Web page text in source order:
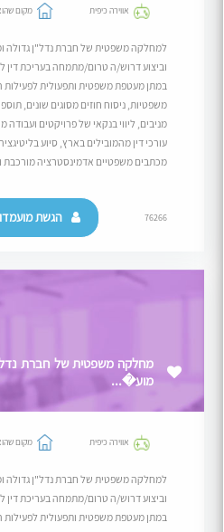
אווירה כיפית מקום
למחלקה משפטית של חברת נדל"ן גדולה
וביצוע דרוש/ה טרום/מתמחה בעריכת דין
במתן מעטפת משפטית ותפעולית לפעילות
משפטיות, ניסוח חוזים מסוגים שונים,
מניבים, ליווי בנקאי של פרויקטים
עורכי דין מהמובילים בארץ, סיוע
מכתבים משפטיים אדמינסטרציה מורכבת
76266 הגשת
מחלקה משפטית של חברת
מוע�...
אווירה כיפית מקום
למחלקה משפטית של חברת נדל"ן גדולה
וביצוע דרוש/ה טרום/מתמחה בעריכת דין
במתן מעטפת משפטית ותפעולית לפעילות